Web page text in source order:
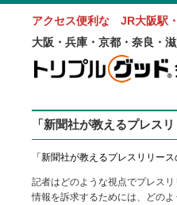
アクセス便利な JR大阪駅
大阪・兵庫・京都・奈良・
「新聞社が教えるプレス
「新聞社が教えるプレスリリー
記者はどのような視点でプレス
情報を訴求するためには、どの